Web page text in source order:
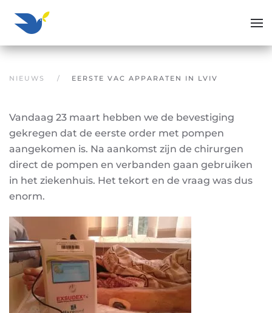
Overslaan en naar de inhoud gaan
NIEUWS EERSTE VAC APPARATEN IN LVIV
Vandaag 23 maart hebben we de bevestiging
gekregen dat de eerste order met pompen
aangekomen is. Na aankomst zijn de chirurgen
direct de pompen en verbanden gaan gebruiken
in het ziekenhuis. Het tekort en de vraag was dus
enorm.